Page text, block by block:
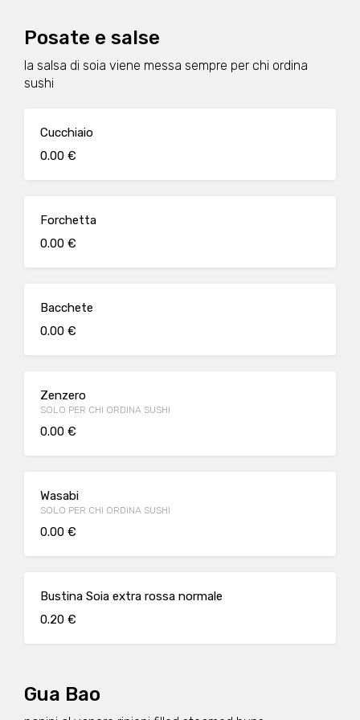
Posate e salse
la salsa di soia viene messa sempre per chi ordina
sushi
Cucchiaio
0.00 €
Forchetta
0.00 €
Bacchete
0.00 €
Zenzero
SOLO PER CHI ORDINA SUSHI
0.00 €
Wasabi
SOLO PER CHI ORDINA SUSHI
0.00 €
Bustina Soia extra rossa normale
0.20 €
Gua Bao